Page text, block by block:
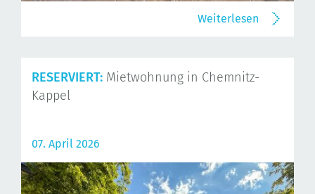
Weiterlesen
RESERVIERT: Mietwohnung in Chemnitz-
Kappel
07. April 2026